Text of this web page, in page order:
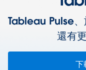
Tableau Pulse
還有
下